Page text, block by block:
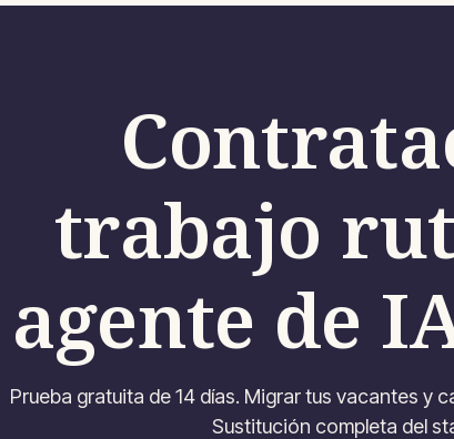
trabajo
agente de
Prueba gratuita de 14 días. Migrar tus vacantes
Sustitución completa del